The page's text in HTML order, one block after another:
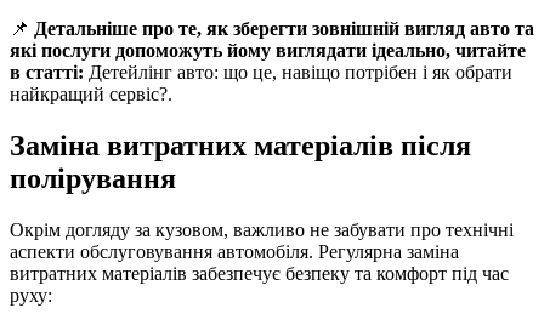
📌 Детальніше про те, як зберегти зовнішній вигляд авто та
які послуги допоможуть йому виглядати ідеально, читайте
в статті: Детейлінг авто: що це, навіщо потрібен і як обрати
найкращий сервіс?.
Заміна витратних матеріалів після
полірування
Окрім догляду за кузовом, важливо не забувати про технічні
аспекти обслуговування автомобіля. Регулярна заміна
витратних матеріалів забезпечує безпеку та комфорт під час
руху: